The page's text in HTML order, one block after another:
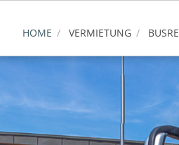
HOME VERMIETUNG